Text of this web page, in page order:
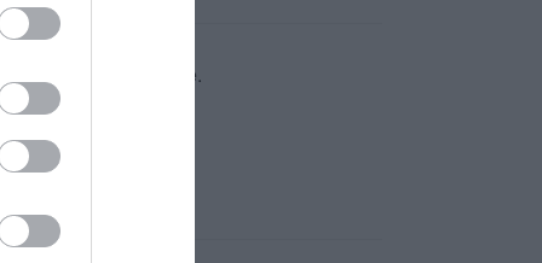
óta járok ide.